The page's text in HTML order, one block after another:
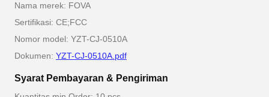
Nama merek: FOVA
Sertifikasi: CE;FCC
Nomor model: YZT-CJ-0510A
Dokumen: YZT-CJ-0510A.pdf
Syarat Pembayaran & Pengiriman